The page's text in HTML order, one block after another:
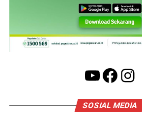
SOSIAL MEDIA